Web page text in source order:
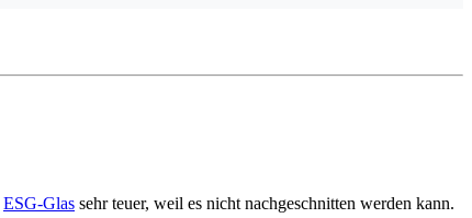
ESG-Glas sehr teuer, weil es nicht nachgeschnitten werden kann.